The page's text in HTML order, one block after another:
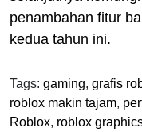
penambahan fitur
kedua tahun ini.
Tags: gaming, grafis
roblox makin tajam,
Roblox, roblox